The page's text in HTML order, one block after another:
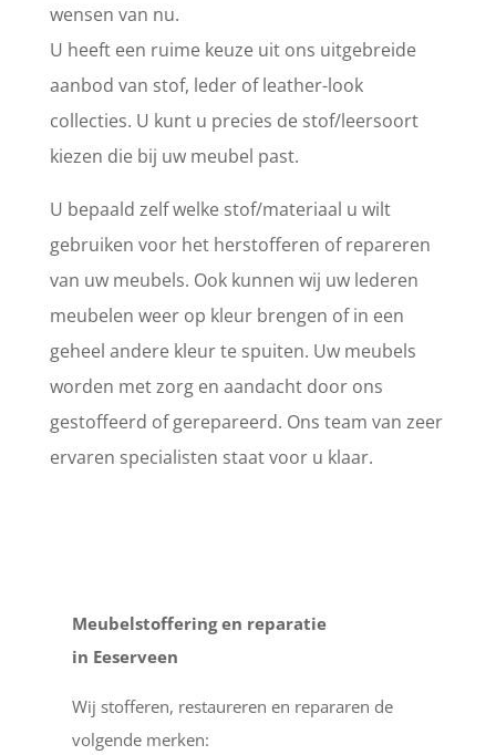
wensen van nu.
U heeft een ruime keuze uit ons uitgebreide
aanbod van stof, leder of leather-look
collecties. U kunt u precies de stof/leersoort
kiezen die bij uw meubel past.
U bepaald zelf welke stof/materiaal u wilt
gebruiken voor het herstofferen of repareren
van uw meubels. Ook kunnen wij uw lederen
meubelen weer op kleur brengen of in een
geheel andere kleur te spuiten. Uw meubels
worden met zorg en aandacht door ons
gestoffeerd of gerepareerd. Ons team van zeer
ervaren specialisten staat voor u klaar.
Meubelstoffering en reparatie
in Eeserveen
Wij stofferen, restaureren en repararen de
volgende merken: